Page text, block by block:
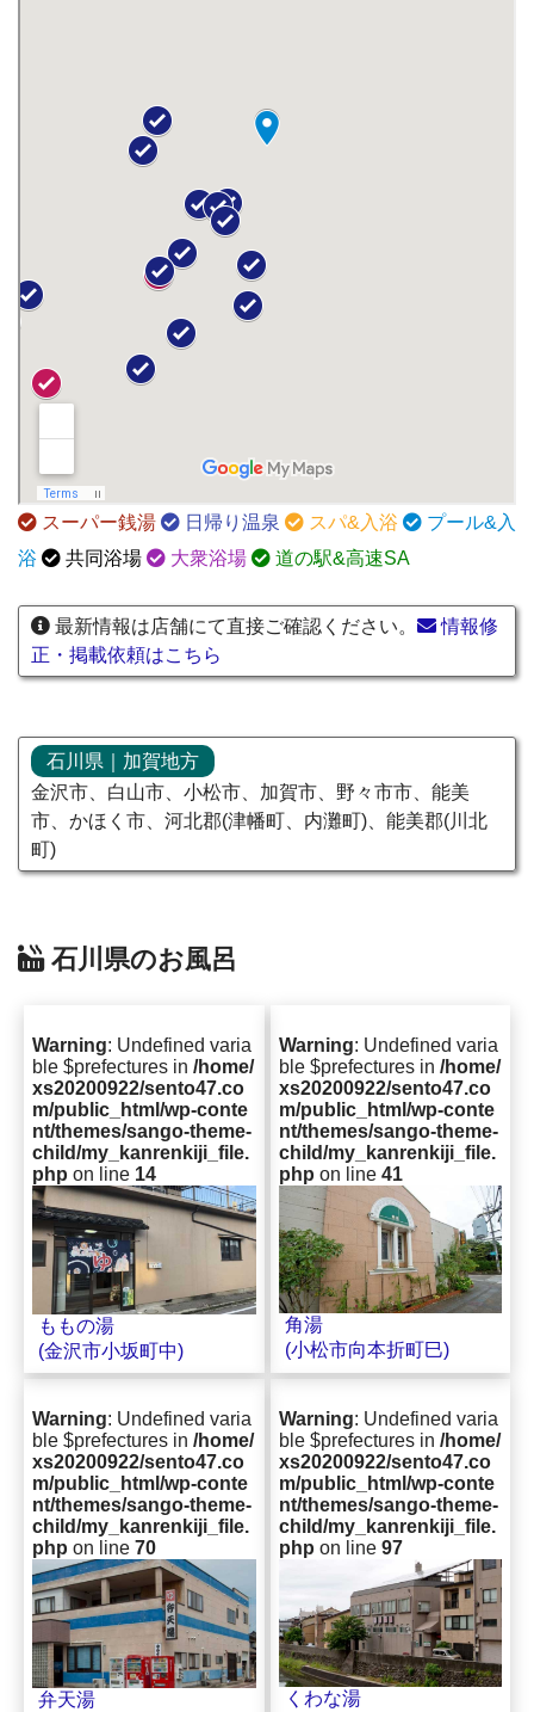
スーパー銭湯 日帰り温泉 スパ&入浴
プール&入
浴
共同浴場 大衆浴場 道の駅&高速SA
最新情報は店舗にて直接ご確認ください。
情報修
正・掲載依頼はこちら
石川県｜加賀地方
金沢市、白山市、小松市、加賀市、野々市市、能美
市、かほく市、河北郡(津幡町、内灘町)、能美郡(川北
町)
石川県のお風呂
Warning: Undefined varia
ble $prefectures in /home/
xs20200922/sento47.co
m/public_html/wp-conte
nt/themes/sango-theme-
child/my_kanrenkiji_file.
php on line 14
ももの湯
(金沢市小坂町中)
Warning: Undefined varia
ble $prefectures in /home/
xs20200922/sento47.co
m/public_html/wp-conte
nt/themes/sango-theme-
child/my_kanrenkiji_file.
php on line 41
角湯
(小松市向本折町巳)
Warning: Undefined varia
ble $prefectures in /home/
xs20200922/sento47.co
m/public_html/wp-conte
nt/themes/sango-theme-
child/my_kanrenkiji_file.
php on line 70
弁天湯
Warning: Undefined varia
ble $prefectures in /home/
xs20200922/sento47.co
m/public_html/wp-conte
nt/themes/sango-theme-
child/my_kanrenkiji_file.
php on line 97
くわな湯